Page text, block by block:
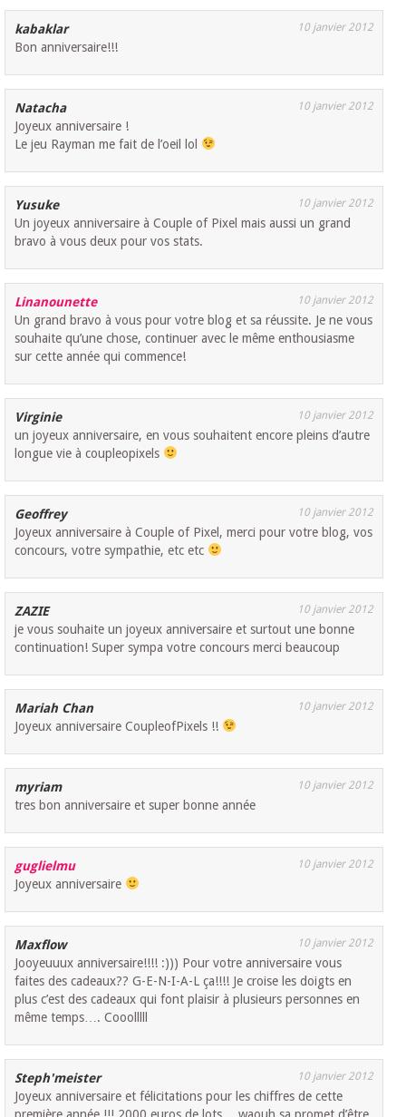
kabaklar 10 janvier 2012
Bon anniversaire!!!
Natacha 10 janvier 2012
Joyeux anniversaire !
Le jeu Rayman me fait de l’oeil lol
Yusuke 10 janvier 2012
Un joyeux anniversaire à Couple of Pixel mais aussi un grand
bravo à vous deux pour vos stats.
Linanounette 10 janvier 2012
Un grand bravo à vous pour votre blog et sa réussite. Je ne vous
souhaite qu’une chose, continuer avec le même enthousiasme
sur cette année qui commence!
Virginie 10 janvier 2012
un joyeux anniversaire, en vous souhaitent encore pleins d’autre
longue vie à coupleopixels
Geoffrey 10 janvier 2012
Joyeux anniversaire à Couple of Pixel, merci pour votre blog, vos
concours, votre sympathie, etc etc
ZAZIE 10 janvier 2012
je vous souhaite un joyeux anniversaire et surtout une bonne
continuation! Super sympa votre concours merci beaucoup
Mariah Chan 10 janvier 2012
Joyeux anniversaire CoupleofPixels !!
myriam 10 janvier 2012
tres bon anniversaire et super bonne année
guglielmu 10 janvier 2012
Joyeux anniversaire
Maxflow 10 janvier 2012
Jooyeuuux anniversaire!!!! :))) Pour votre anniversaire vous
faites des cadeaux?? G-E-N-I-A-L ça!!!! Je croise les doigts en
plus c’est des cadeaux qui font plaisir à plusieurs personnes en
même temps…. Cooolllll
Steph'meister 10 janvier 2012
Joyeux anniversaire et félicitations pour les chiffres de cette
première année !!! 2000 euros de lots… waouh sa promet d’être